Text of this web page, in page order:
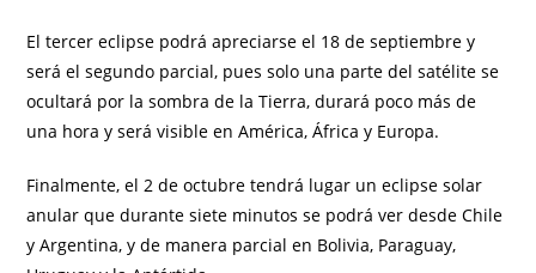
El tercer eclipse podrá apreciarse el 18 de septiembre y
será el segundo parcial, pues solo una parte del satélite se
ocultará por la sombra de la Tierra, durará poco más de
una hora y será visible en América, África y Europa.
Finalmente, el 2 de octubre tendrá lugar un eclipse solar
anular que durante siete minutos se podrá ver desde Chile
y Argentina, y de manera parcial en Bolivia, Paraguay,